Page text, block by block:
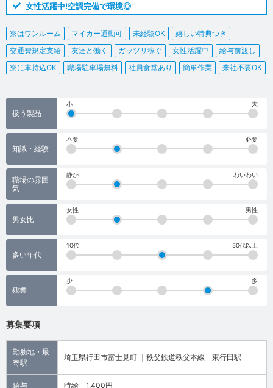
女性活躍中!空調完備で環境◎
寮はワンルーム マイカー通勤可 未経験OK
嬉しい特典つき
交通費規定支給
友達と働く ガッツリ稼ぐ 女性活躍中
給与前渡し
寮に車持込OK
職場駐車場無料 社員食堂あり 簡単作業 来社不要OK
扱う製品
小 大
知識・経験
不要 必要
職場の雰囲
気
静か わいわい
男女比
女性 男性
多い年代
10代 50代以上
残業
少 多
募集要項
勤務地・最
寄駅
埼玉県行田市富士見町 ｜秩父鉄道秩父本線 東行田駅
給与 時給 1,400円